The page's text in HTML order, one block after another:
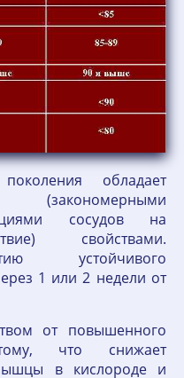
обладает
(закономерными
сосудов на
свойствами.
устойчивого
1 или 2 недели от
от повышенного
что снижает
в кислороде и